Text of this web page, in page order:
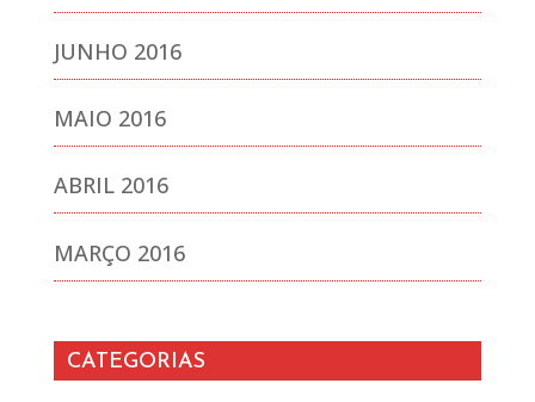
JUNHO 2016
MAIO 2016
ABRIL 2016
MARÇO 2016
CATEGORIAS